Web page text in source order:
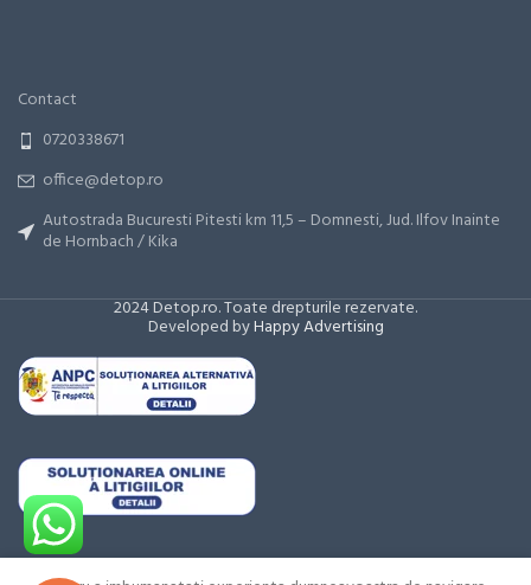
Contact
0720338671
office@detop.ro
Autostrada Bucuresti Pitesti km 11,5 – Domnesti, Jud. Ilfov Inainte
de Hornbach / Kika
2024 Detop.ro. Toate drepturile rezervate.
Developed byHappy Advertising